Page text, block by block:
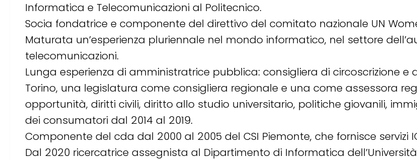
Informatica e Telecomunicazioni al Politecnico.
Socia fondatrice e componente del direttivo del comitato nazionale UN
Maturata un’esperienza pluriennale nel mondo informatico, nel settore
telecomunicazioni.
Lunga esperienza di amministratrice pubblica: consigliera di circoscrizione
Torino, una legislatura come consigliera regionale e una come assessora
opportunità, diritti civili, diritto allo studio universitario, politiche giovanili,
dei consumatori dal 2014 al 2019.
Componente del cda dal 2000 al 2005 del CSI Piemonte, che fornisce servizi
Dal 2020 ricercatrice assegnista al Dipartimento di Informatica